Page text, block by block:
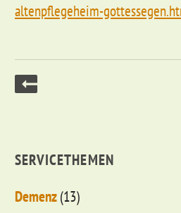
altenpflegeheim-
SERVICETHEMEN
Demenz(13)